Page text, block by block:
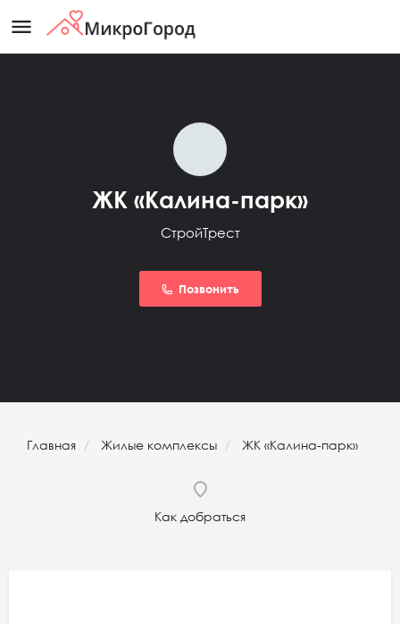
menu
ЖК «Калина-парк»
СтройТрест
Позвонить
Главная Жилые комплексы ЖК «Калина-парк»
Как добраться